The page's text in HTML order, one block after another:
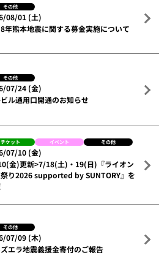
その他
08/01 (土)
年熊本地震に関する募金実施について
その他
07/24 (金)
ル通用口開通のお知らせ
チケット イベント その他
07/10 (金)
金)更新>7/18(土)・19(日)『ライオン
り2026 supported by SUNTORY』を
その他
07/09 (木)
エラ地震義援金寄付のご報告